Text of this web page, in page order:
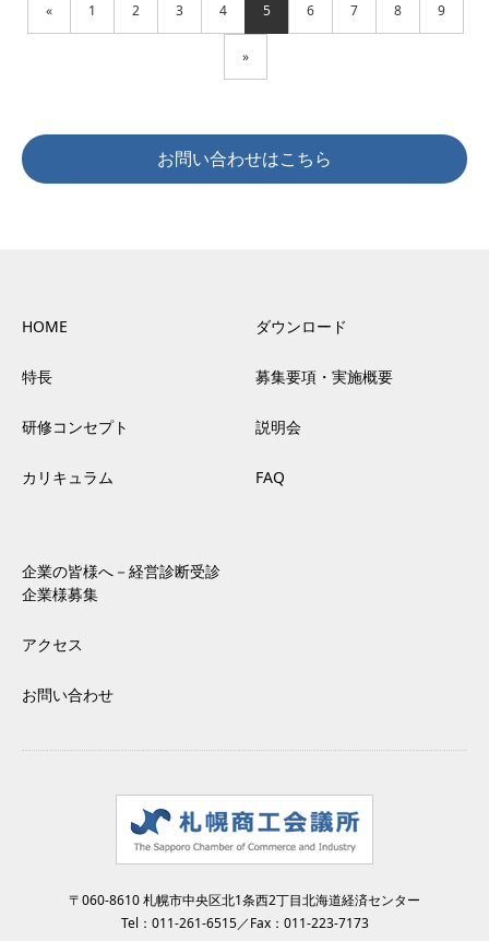
« 1 2 3 4 5 6 7 8 9
»
お問い合わせはこちら
HOME
特長
研修コンセプト
カリキュラム
ダウンロード
募集要項・実施概要
説明会
FAQ
企業の皆様へ－経営診断受診
企業様募集
アクセス
お問い合わせ
〒060-8610 札幌市中央区北1条西2丁目北海道経済センター
Tel： 011-261-6515／Fax：011-223-7173